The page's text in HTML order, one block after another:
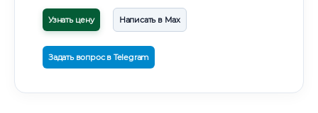
Узнать цену Написать в Max
Задать вопрос в Telegram